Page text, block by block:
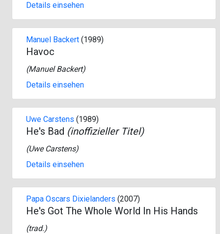
Details einsehen
Manuel Backert (1989)
Havoc
(Manuel Backert)
Details einsehen
Uwe Carstens (1989)
He's Bad (inoffizieller Titel)
(Uwe Carstens)
Details einsehen
Papa Oscars Dixielanders (2007)
He's Got The Whole World In His Hands
(trad.)